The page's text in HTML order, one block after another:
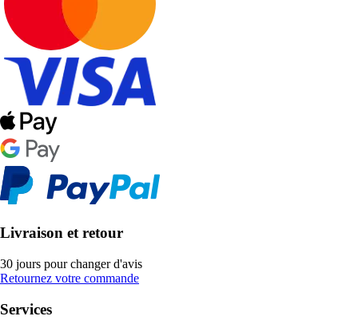
Livraison et retour
30 jours pour changer d'avis
Retournez votre commande
Services